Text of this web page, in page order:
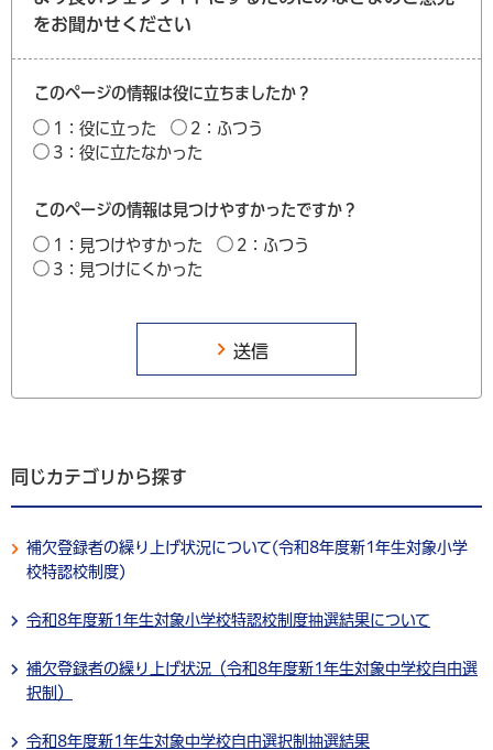
をお聞かせください
このページの情報は役に立ちましたか？
1：役に立った
2：ふつう
3：役に立たなかった
このページの情報は見つけやすかったですか？
1：見つけやすかった
2：ふつう
3：見つけにくかった
同じカテゴリから探す
補欠登録者の繰り上げ状況について(令和8年度新1年生対象小学
校特認校制度)
令和8年度新1年生対象小学校特認校制度抽選結果について
補欠登録者の繰り上げ状況（令和8年度新1年生対象中学校自由選
択制）
令和8年度新1年生対象中学校自由選択制抽選結果